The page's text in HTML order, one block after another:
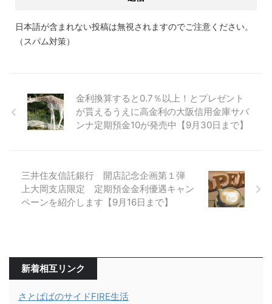
日本語が含まれない投稿は無視されますのでご注意ください。
（スパム対策）
金利換算すると0.7％以上！とプレゼント
が貰えるうえに高金利の大阪信用金庫サバ
ンナ定期預金10が発売中【9月30日まで】
三井住友信託銀行 開店記念企画第１弾
上大岡支店限定 定期預金金利優遇キャン
ペーンを紹介します【9月16日まで】
新着相互リンク
さとぱぱのサイドFIRE生活